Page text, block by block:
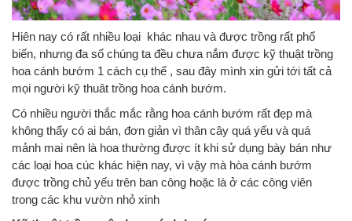
Hiên nay có rất nhiều loại khác nhau và được trồng rất phổ
biến, nhưng đa số chúng ta đều chưa nắm được kỹ thuật trồng
hoa cánh bướm 1 cách cụ thể , sau đây mình xin gửi tới tất cả
mọi người kỹ thuât trồng hoa cánh bướm.
Có nhiều người thắc mắc rằng hoa cánh bướm rất đẹp mà
không thấy có ai bán, đơn giản vì thân cây quá yếu và quá
mảnh mai nên là hoa thường được ít khi sử dụng bày bán như
các loại hoa cúc khác hiện nay, vì vậy mà hòa cánh bướm
được trồng chủ yếu trên ban công hoặc là ở các công viên
trong các khu vườn nhỏ xinh